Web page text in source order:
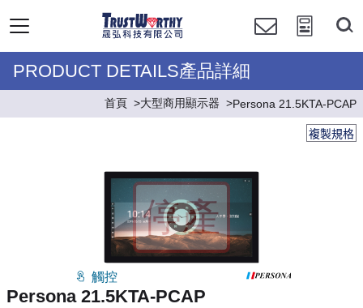
PRODUCT DETAILS產品詳細
首頁 大型商用顯示器 Persona 21.5KTA-PCAP
複製規格
觸控
Persona 21.5KTA-PCAP